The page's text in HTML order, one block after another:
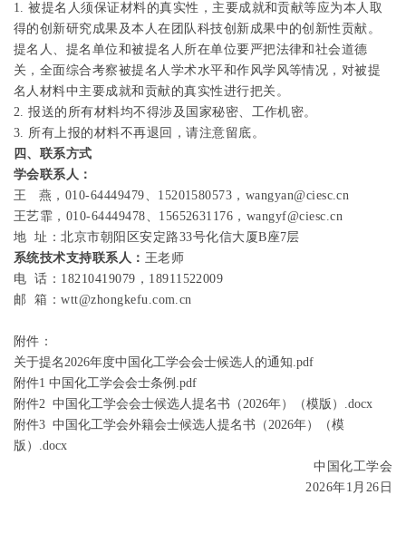
1.被提名人须保证材料的真实性，主要成就和贡献等应为本人取
得的创新研究成果及本人在团队科技创新成果中的创新性贡献。
提名人、提名单位和被提名人所在单位要严把法律和社会道德
关，全面综合考察被提名人学术水平和作风学风等情况，对被提
名人材料中主要成就和贡献的真实性进行把关。
2.报送的所有材料均不得涉及国家秘密、工作机密。
3. 所有上报的材料不再退回，请注意留底。
四、联系方式
学会联系人：
王
燕， 010-64449479、 15201580573 ， wangyan@ciesc.cn
王艺霏， 010-64449478、 15652631176 ， wangyf@ciesc.cn
地
址：北京市朝阳区安定路33号化信大厦B座7层
系统技术支持联系人： 王老师
电
话： 18210419079 ， 18911522009
邮
箱：wtt@zhongkefu.com.cn
附件：
关于提名2026年度中国化工学会会士候选人的通知.pdf
附件1 中国化工学会会士条例.pdf
附件2 中国化工学会会士候选人提名书（2026年）（模版）.docx
附件3 中国化工学会外籍会士候选人提名书（2026年）（模
版）.docx
中国化工学会
2026年1 月 26 日